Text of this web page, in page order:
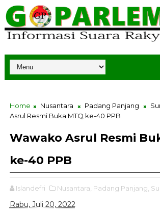
Home Nusantara Padang Panjang
Asrul Resmi Buka MTQ ke-40 PPB
Wawako Asrul Resmi
ke-40 PPB
Islandefri Nusantara, Padang Panjang,
Rabu, Juli 20, 2022